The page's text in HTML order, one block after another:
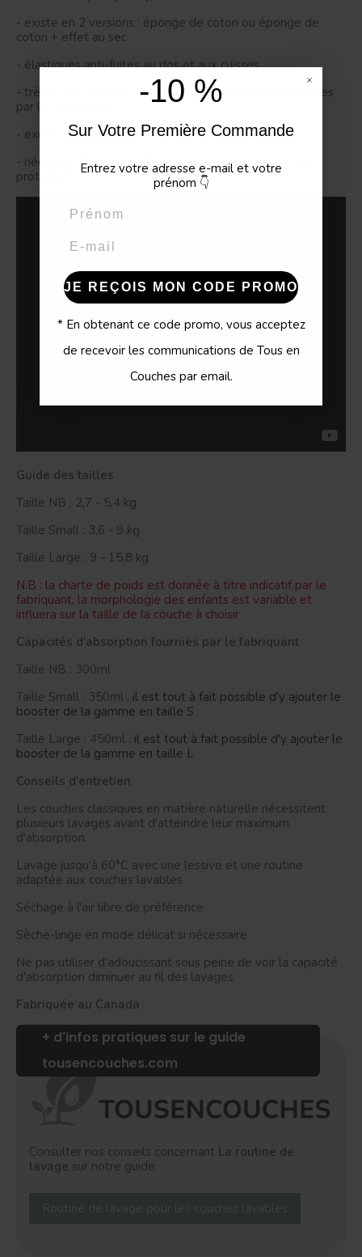
- existe en 2 versions : éponge de coton ou éponge de
coton + effet au sec
- élastiques anti-fuites au dos et aux cuisses
- très bonne capacité d'absorption ( voir données fournies
par le fabriquant )
- existe en 4 tailles
- nécessite l'utilisation d'une culotte ou d'un shorty de
protection
Guide des tailles
Taille NB : 2,7 - 5,4 kg
Taille Small : 3,6 - 9 kg
Taille Large : 9 - 15,8 kg
N.B : la charte de poids est donnée à titre indicatif par le
fabriquant, la morphologie des enfants est variable et
influera sur la taille de la couche à choisir
Capacités d'absorption fournies par le fabriquant
Taille NB : 300ml
Taille Small : 350ml , il est tout à fait possible d'y ajouter le
booster de la gamme en taille S
Taille Large : 450ml , il est tout à fait possible d'y ajouter le
booster de la gamme en taille L
Conseils d'entretien
Les couches classiques en matière naturelle nécessitent
plusieurs lavages avant d'atteindre leur maximum
d'absorption.
Lavage jusqu'à 60°C avec une lessive et une routine
adaptée aux couches lavables
Séchage à l'air libre de préférence
Sèche-linge en mode délicat si nécessaire
Ne pas utiliser d'adoucissant sous peine de voir la capacité
d'absorption diminuer au fil des lavages
Fabriquée au Canada
+ d'infos pratiques sur le guide
tousencouches.com
Consulter nos conseils concernant La routine de
lavage sur notre guide:
Routine de lavage pour les couches lavables
-10 %
Sur Votre Première Commande
Entrez votre adresse e-mail et votre
prénom 👇
JE REÇOIS MON CODE PROMO
* En obtenant ce code promo, vous acceptez
de recevoir les communications de Tous en
Couches par email.